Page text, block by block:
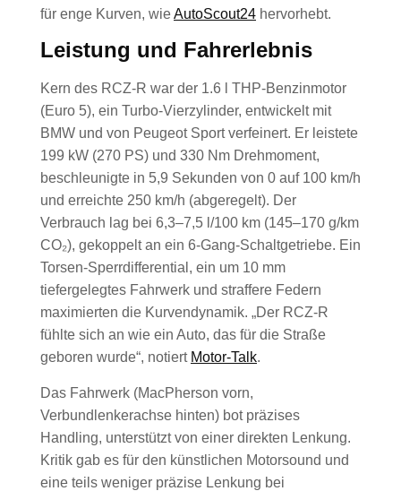
für enge Kurven, wieAutoScout24 hervorhebt.
Leistung und Fahrerlebnis
Kern des RCZ-R war der 1.6 l THP-Benzinmotor
(Euro 5), ein Turbo-Vierzylinder, entwickelt mit
BMW und von Peugeot Sport verfeinert. Er leistete
199 kW (270 PS) und 330 Nm Drehmoment,
beschleunigte in 5,9 Sekunden von 0 auf 100 km/h
und erreichte 250 km/h (abgeregelt). Der
Verbrauch lag bei 6,3–7,5 l/100 km (145–170 g/km
CO₂), gekoppelt an ein 6-Gang-Schaltgetriebe. Ein
Torsen-Sperrdifferential, ein um 10 mm
tiefergelegtes Fahrwerk und straffere Federn
maximierten die Kurvendynamik. „Der RCZ-R
fühlte sich an wie ein Auto, das für die Straße
geboren wurde“, notiert Motor-Talk.
Das Fahrwerk (MacPherson vorn,
Verbundlenkerachse hinten) bot präzises
Handling, unterstützt von einer direkten Lenkung.
Kritik gab es für den künstlichen Motorsound und
eine teils weniger präzise Lenkung bei